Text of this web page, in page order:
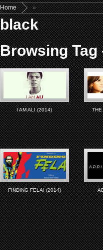
Home »
black
Browsing
I AM ALI (2014)
FINDING FELA! (2014)